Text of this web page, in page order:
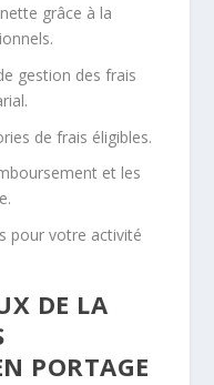
grâce à la
gestion des frais
de frais éligibles.
et les
pour votre activité
DE LA
PORTAGE